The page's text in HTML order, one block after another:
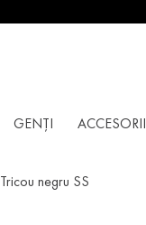
GENȚI ACCESORII
Tricou negru SS